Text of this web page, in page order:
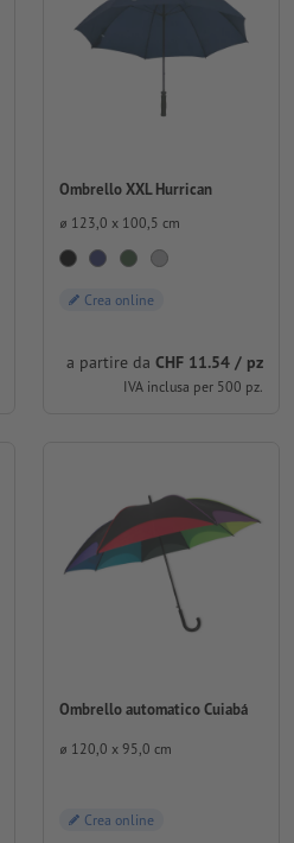
Ombrello XXL Hurrican
⌀ 123,0 x 100,5 cm
Crea online
a partire da CHF 11.54 / pz
IVA inclusa per 500 pz.
Ombrello automatico Cuiabá
⌀ 120,0 x 95,0 cm
Crea online